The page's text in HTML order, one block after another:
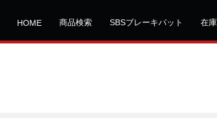
HOME 商品検索 SBSブレーキパット 在